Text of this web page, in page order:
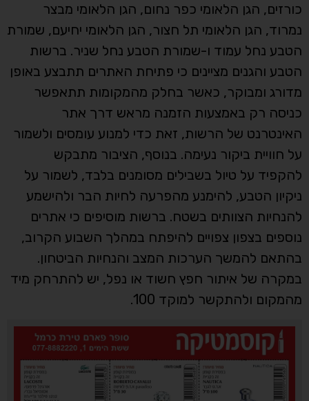
כורזים, הגן הלאומי כפר נחום, הגן הלאומי מבצר
נמרוד, הגן הלאומי תל חצור, הגן הלאומי יחיעם, שמורת
הטבע נחל עמוד ו-שמורת הטבע נחל שניר. ברשות
הטבע והגנים מציינים כי פתיחת האתרים תתבצע באופן
מדורג ומבוקר, כאשר בחלק מהמקומות תתאפשר
כניסה רק באמצעות הזמנה מראש דרך אתר
האינטרנט של הרשות, זאת כדי למנוע עומסים ולשמור
על חוויית ביקור נעימה. בנוסף, הציבור מתבקש
להקפיד על טיול בשבילים מסומנים בלבד, לשמור על
ניקיון הטבע, להימנע מהפרעה לחיות הבר ולהישמע
להנחיות הצוותים בשטח. ברשות מוסיפים כי אתרים
נוספים בצפון צפויים להיפתח במהלך השבוע הקרוב,
בהתאם להמשך הערכות המצב והנחיות הביטחון.
במקרה של איתור חפץ חשוד או נפל, יש להתרחק מיד
מהמקום ולהתקשר למוקד 100.